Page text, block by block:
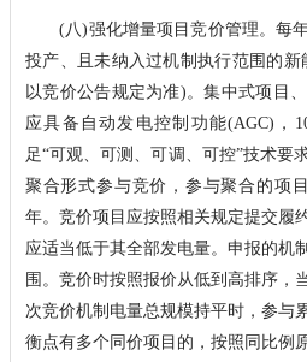
(八)强化增量项目竞价管理。每年
投产、且未纳入过机制执行范围的
以竞价公告规定为准)。集中式项目
应具备自动发电控制功能(AGC)，
足“可观、可测、可调、可控”技术要
聚合形式参与竞价，参与聚合的项
年。竞价项目应按照相关规定提交履
应适当低于其全部发电量。申报的机
围。竞价时按照报价从低到高排序，
次竞价机制电量总规模持平时，参与
衡点有多个同价项目的，按照同比例